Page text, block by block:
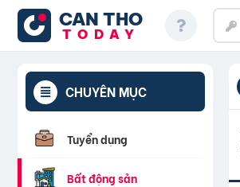
CAN THO
TODAY
CHUYÊN MỤC
Tuyển dụng
Bất động sản